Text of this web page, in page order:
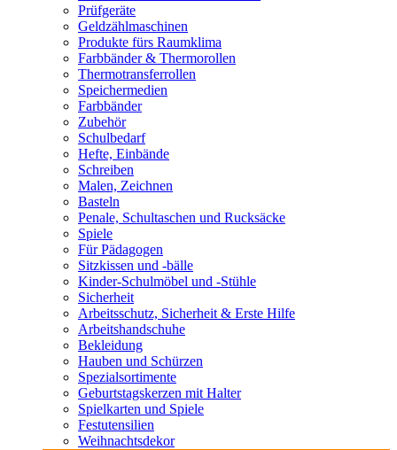
Prüfgeräte
Geldzählmaschinen
Produkte fürs Raumklima
Farbbänder & Thermorollen
Thermotransferrollen
Speichermedien
Farbbänder
Zubehör
Schulbedarf
Hefte, Einbände
Schreiben
Malen, Zeichnen
Basteln
Penale, Schultaschen und Rucksäcke
Spiele
Für Pädagogen
Sitzkissen und -bälle
Kinder-Schulmöbel und -Stühle
Sicherheit
Arbeitsschutz, Sicherheit & Erste Hilfe
Arbeitshandschuhe
Bekleidung
Hauben und Schürzen
Spezialsortimente
Geburtstagskerzen mit Halter
Spielkarten und Spiele
Festutensilien
Weihnachtsdekor